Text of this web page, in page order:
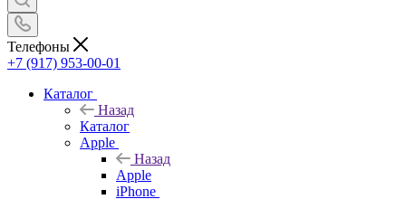
Телефоны
+7 (917) 953-00-01
Каталог
Назад
Каталог
Apple
Назад
Apple
iPhone